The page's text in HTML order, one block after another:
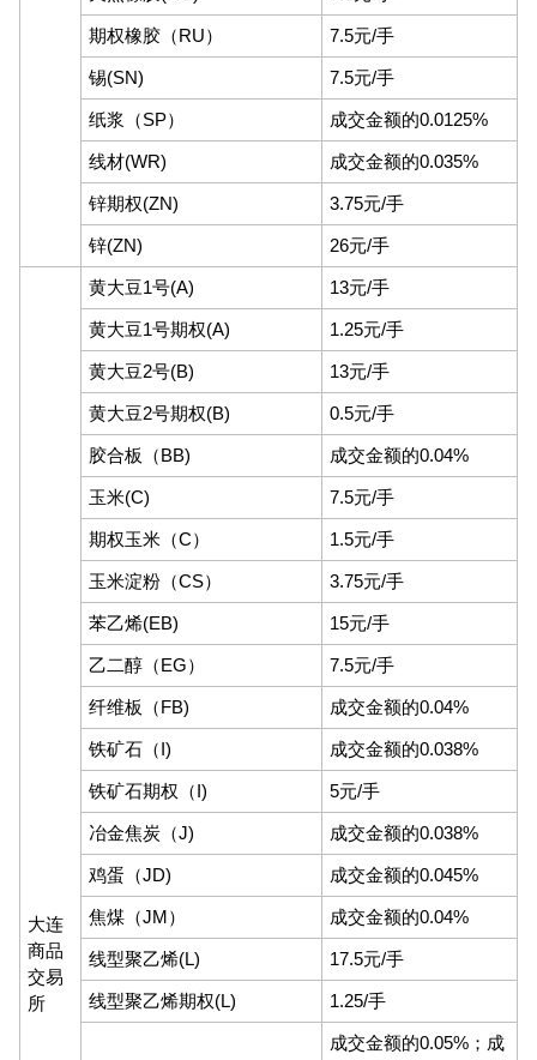
期权橡胶（RU） 7.5元/手
锡(SN) 7.5元/手
纸浆（SP） 成交金额的0.0125%
线材(WR) 成交金额的0.035%
锌期权(ZN) 3.75元/手
锌(ZN) 26元/手
大连
商品
交易
所
黄大豆1号(A) 13元/手
黄大豆1号期权(A) 1.25元/手
黄大豆2号(B) 13元/手
黄大豆2号期权(B) 0.5元/手
胶合板（BB) 成交金额的0.04%
玉米(C) 7.5元/手
期权玉米（C） 1.5元/手
玉米淀粉（CS） 3.75元/手
苯乙烯(EB) 15元/手
乙二醇（EG） 7.5元/手
纤维板（FB) 成交金额的0.04%
铁矿石（I) 成交金额的0.038%
铁矿石期权（I) 5元/手
冶金焦炭（J) 成交金额的0.038%
鸡蛋（JD) 成交金额的0.045%
焦煤（JM） 成交金额的0.04%
线型聚乙烯(L) 17.5元/手
线型聚乙烯期权(L) 1.25/手
成交金额的0.05%；成